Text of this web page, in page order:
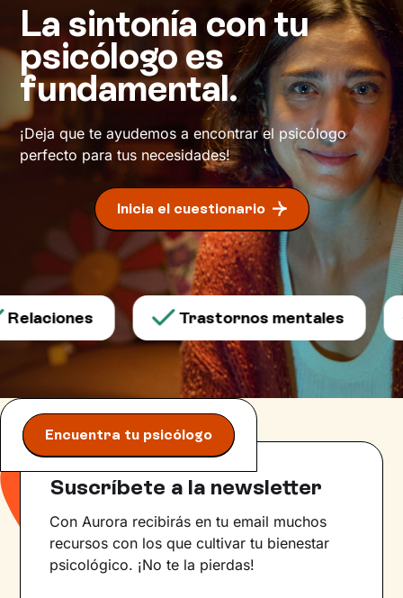
La sintonía con tu
psicólogo es
fundamental.
¡Deja que te ayudemos a encontrar el psicólogo
perfecto para tus necesidades!
Inicia el cuestionario
Trastornos mentales
Encuentra tu psicólogo
Suscríbete a la newsletter
Con Aurora recibirás en tu email muchos
recursos con los que cultivar tu bienestar
psicológico. ¡No te la pierdas!